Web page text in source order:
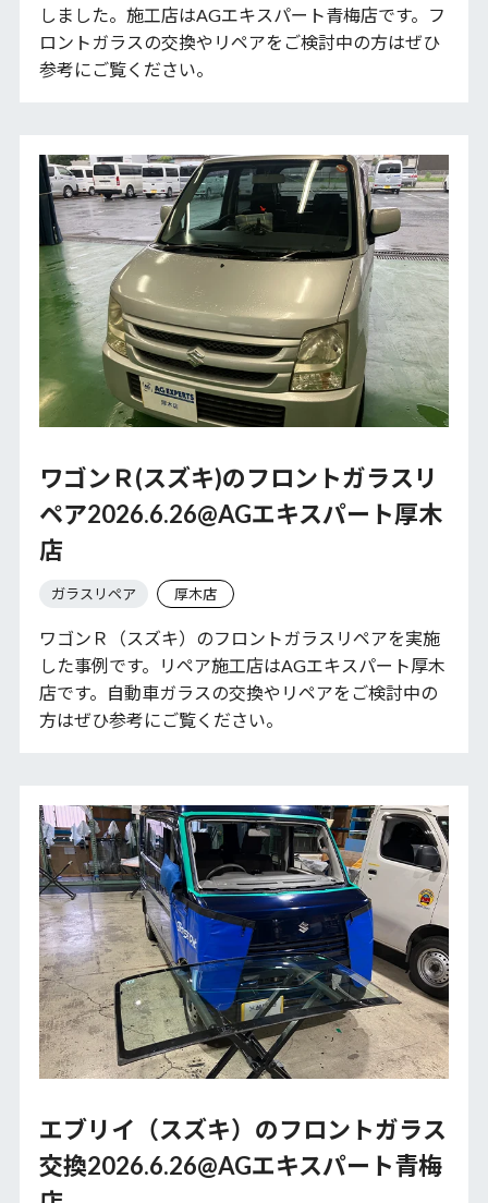
しました。施工店はAGエキスパート青梅店です。フ
ロントガラスの交換やリペアをご検討中の方はぜひ
参考にご覧ください。
ワゴンＲ(スズキ)のフロントガラスリ
ペア2026.6.26@AGエキスパート厚木
店
ガラスリペア 厚木店
ワゴンＲ（スズキ）のフロントガラスリペアを実施
した事例です。リペア施工店はAGエキスパート厚木
店です。自動車ガラスの交換やリペアをご検討中の
方はぜひ参考にご覧ください。
エブリイ（スズキ）のフロントガラス
交換2026.6.26@AGエキスパート青梅